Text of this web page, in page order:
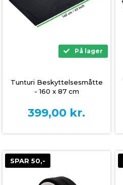
På lager
Tunturi Beskyttelsesmåtte
- 160 x 87 cm
399,00 kr.
SPAR 50,-